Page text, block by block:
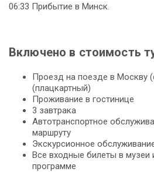
06:33 Прибытие в Минск.
Включено в стоимость
Проезд на поезде в Москву
(плацкартный)
Проживание в гостинице
3 завтрака
Автотранспортное
маршруту
Экскурсионное
Все входные билеты в музеи
программе